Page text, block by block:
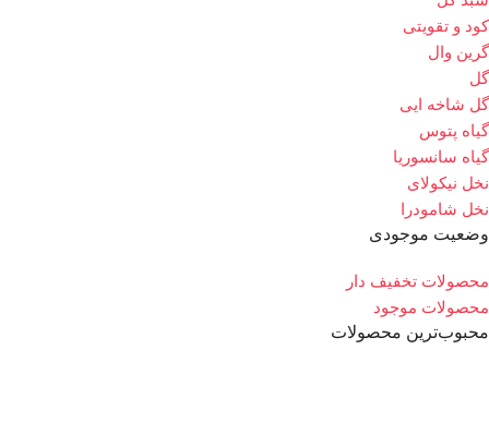
کود و تقویتی
گرین وال
گل
گل شاخه ایی
گیاه پتوس
گیاه سانسوریا
نخل نیکولای
نخل شامودرا
وضعیت موجودی
محصولات تخفیف دار
محصولات موجود
محبوب‌ترین محصولات